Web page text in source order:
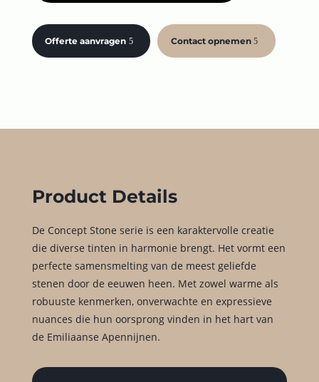
Offerte aanvragen Contact opnemen
Product Details
De Concept Stone serie is een karaktervolle creatie
die diverse tinten in harmonie brengt. Het vormt een
perfecte samensmelting van de meest geliefde
stenen door de eeuwen heen. Met zowel warme als
robuuste kenmerken, onverwachte en expressieve
nuances die hun oorsprong vinden in het hart van
de Emiliaanse Apennijnen.